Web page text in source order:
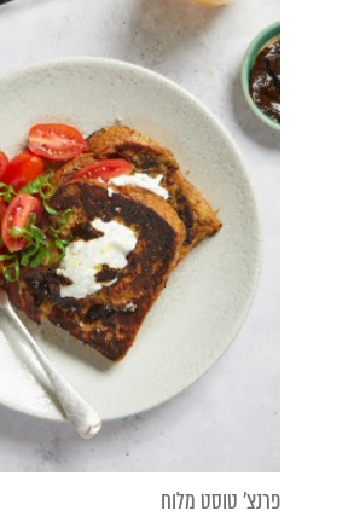
פרנצ' טוסט מלוח